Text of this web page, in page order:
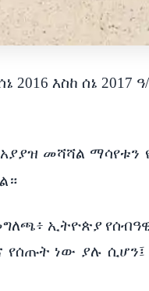
2016እስከ ሰኔ 2017
አያያዝ መሻሻል ማሳየቱን
ኢትዮጵያ
የሰጡት ነው ያሉ ሲሆን፤